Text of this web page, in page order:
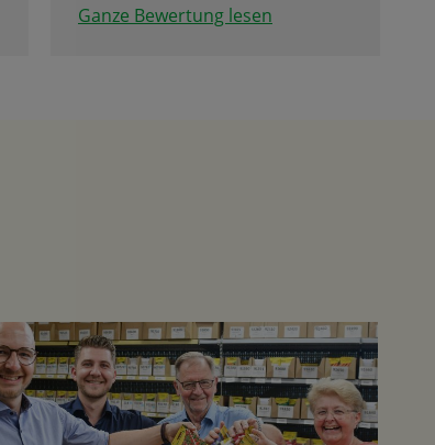
beraten sehr kompetent!
Ganze Bewertung lesen